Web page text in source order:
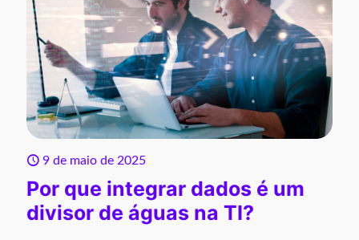
9 de maio de 2025
Por que integrar dados é um
divisor de águas na TI?